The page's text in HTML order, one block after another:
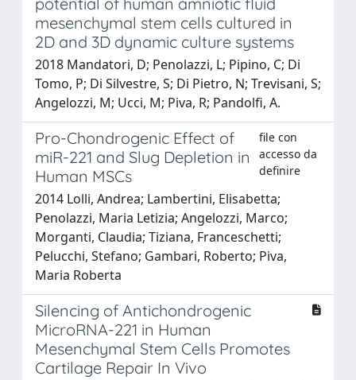
mesenchymal stem cells cultured in
2D and 3D dynamic culture systems
2018 Mandatori, D; Penolazzi, L; Pipino, C; Di
Tomo, P; Di Silvestre, S; Di Pietro, N; Trevisani, S;
Angelozzi, M; Ucci, M; Piva, R; Pandolfi, A.
Pro-Chondrogenic Effect of
miR-221 and Slug Depletion in
Human MSCs
file con
accesso da
definire
2014 Lolli, Andrea; Lambertini, Elisabetta;
Penolazzi, Maria Letizia; Angelozzi, Marco;
Morganti, Claudia; Tiziana, Franceschetti;
Pelucchi, Stefano; Gambari, Roberto; Piva,
Maria Roberta
Silencing of Antichondrogenic
MicroRNA-221 in Human
Mesenchymal Stem Cells Promotes
Cartilage Repair In Vivo